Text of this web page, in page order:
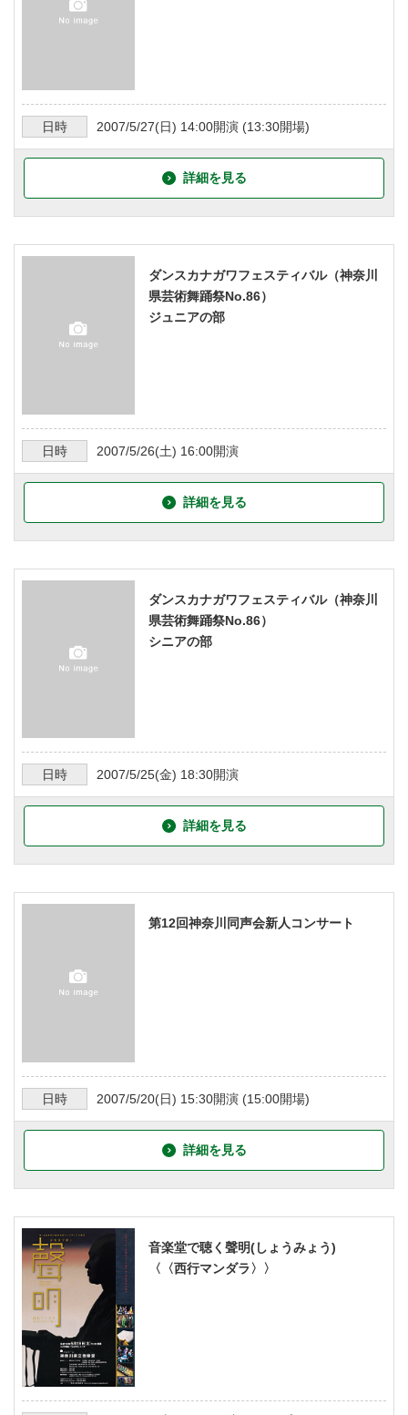
日時 2007/5/27(日) 14:00開演 (13:30開場)
詳細を見る
ダンスカナガワフェスティバル（神奈川
県芸術舞踊祭No.86）
ジュニアの部
日時 2007/5/26(土) 16:00開演
詳細を見る
ダンスカナガワフェスティバル（神奈川
県芸術舞踊祭No.86）
シニアの部
日時 2007/5/25(金) 18:30開演
詳細を見る
第12回神奈川同声会新人コンサート
日時 2007/5/20(日) 15:30開演 (15:00開場)
詳細を見る
音楽堂で聴く聲明(しょうみょう)
〈〈西行マンダラ〉〉